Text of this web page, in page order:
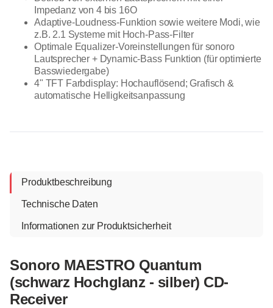
Impedanz von 4 bis 16O
Adaptive-Loudness-Funktion sowie weitere Modi, wie
z.B. 2.1 Systeme mit Hoch-Pass-Filter
Optimale Equalizer-Voreinstellungen für sonoro
Lautsprecher + Dynamic-Bass Funktion (für optimierte
Basswiedergabe)
4" TFT Farbdisplay: Hochauflösend; Grafisch &
automatische Helligkeitsanpassung
Produktbeschreibung
Technische Daten
Informationen zur Produktsicherheit
Sonoro MAESTRO Quantum
(schwarz Hochglanz - silber) CD-
Receiver